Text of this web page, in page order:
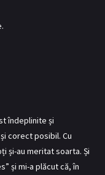
îndeplinite și
corect posibil. Cu
și-au meritat soarta. Și
și mi-a plăcut că, în